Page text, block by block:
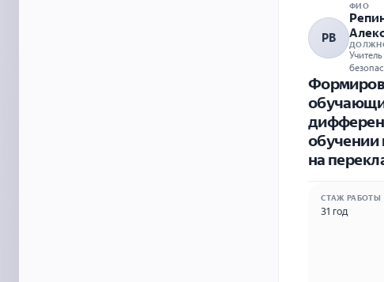
РВ
ФИО
обучении
на
СТАЖ РАБОТЫ
31 год